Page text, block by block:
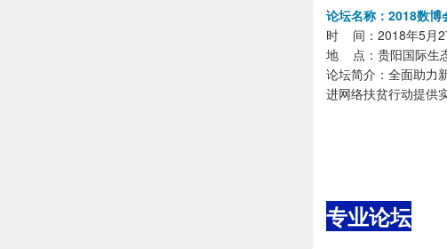
论坛名称：2018数博
时 间：2018年5月
地 点：贵阳国际生
论坛简介：全面助力
进网络扶贫行动提供
专业论坛